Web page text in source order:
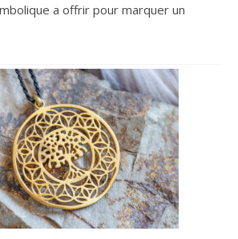
a offrir pour marquer un